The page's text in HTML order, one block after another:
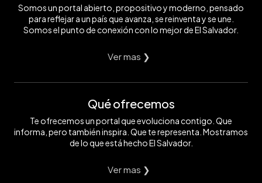
Somos un portal abierto, propositivo y moderno, pensado
para reflejar a un país que avanza, se reinventa y se une.
Somos el punto de conexión con lo mejor de El Salvador.
Ver mas ❯
Qué ofrecemos
Te ofrecemos un portal que evoluciona contigo. Que
informa, pero también inspira. Que te representa. Mostramos
de lo que está hecho El Salvador.
Ver mas ❯